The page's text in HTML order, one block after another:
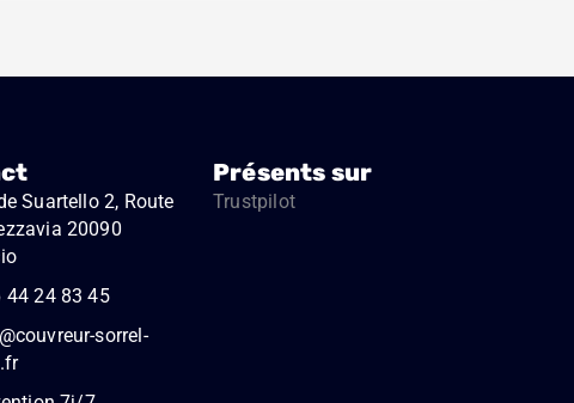
Suartello 2, Route
20090
44 24 83 45
sorrel-
Présents sur
Trustpilot